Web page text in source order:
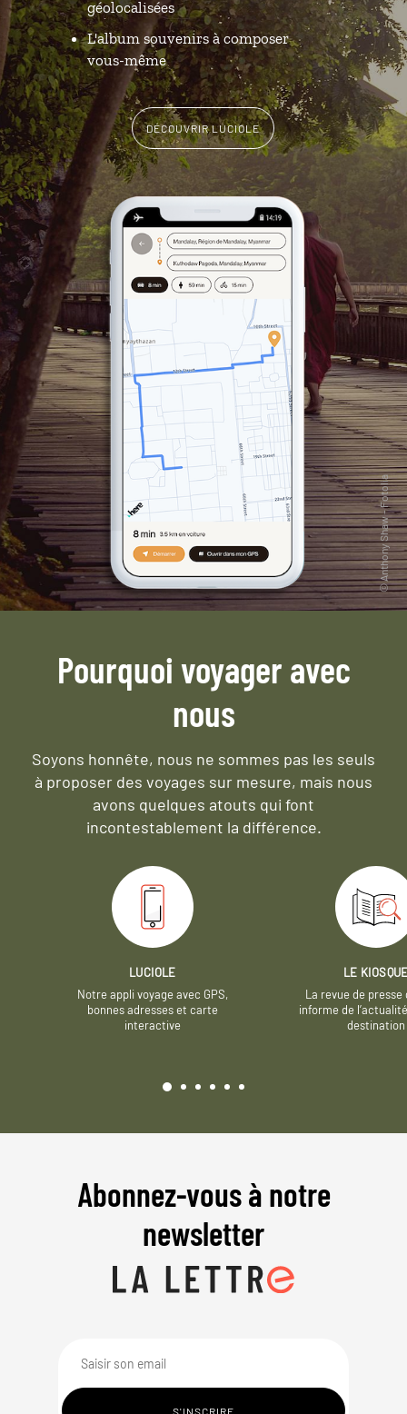
géolocalisées
L'album souvenirs à composer
vous-même
DÉCOUVRIR LUCIOLE
Pourquoi voyager avec
nous
Soyons honnête, nous ne sommes pas les seuls
à proposer des voyages sur mesure, mais nous
avons quelques atouts qui font
incontestablement la différence.
LUCIOLE
Notre appli voyage avec GPS,
bonnes adresses et carte
interactive
LE
La revue de presse
informe de
destination
Abonnez-vous à notre
newsletter